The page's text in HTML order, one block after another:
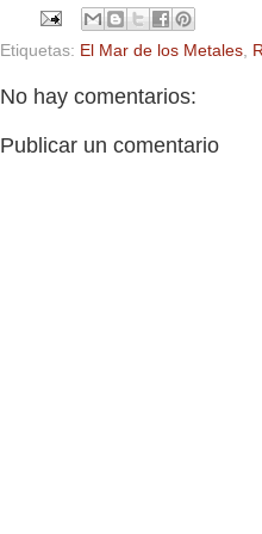
Etiquetas: El Mar de los Metales
No hay comentarios:
Publicar un comentario